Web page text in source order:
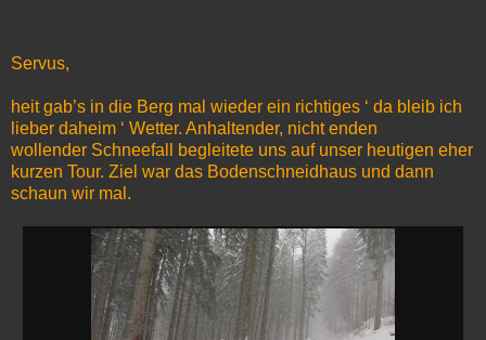
Servus,
heit gab’s in die Berg mal wieder ein richtiges ‘ da bleib ich
lieber daheim ‘ Wetter. Anhaltender, nicht enden
wollender Schneefall begleitete uns auf unser heutigen eher
kurzen Tour. Ziel war das Bodenschneidhaus und dann
schaun wir mal.